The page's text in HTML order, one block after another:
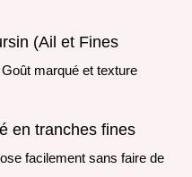
(Ail et Fines
Goût marqué et texture
en tranches fines
facilement sans faire de